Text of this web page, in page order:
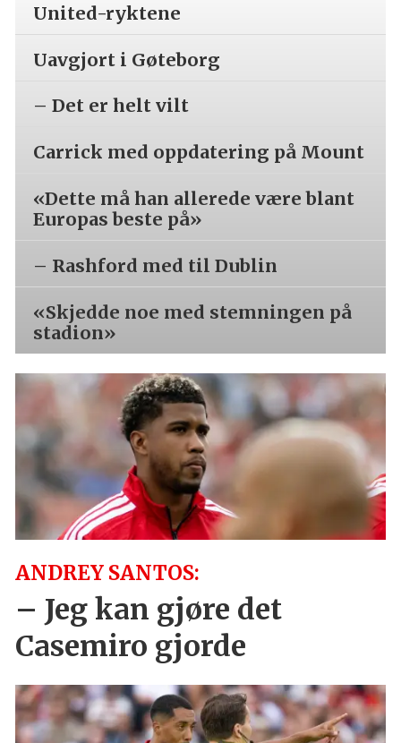
United-ryktene
Uavgjort i Gøteborg
– Det er helt vilt
Carrick med oppdatering på Mount
«Dette må han allerede være blant
Europas beste på»
– Rashford med til Dublin
«Skjedde noe med stemningen på
stadion»
ANDREY SANTOS:
– Jeg kan gjøre det
Casemiro gjorde